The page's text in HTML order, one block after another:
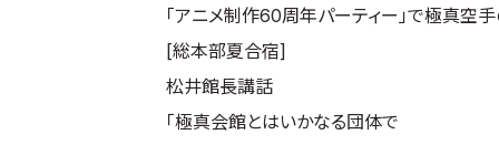
「アニメ制作60周年パーティー」で極真空
[総本部夏合宿]
松井館長講話
「極真会館とはいかなる団体で